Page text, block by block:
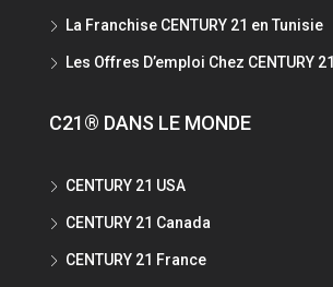
La Franchise CENTURY 21 en Tunisie
Les Offres D’emploi Chez CENTURY 21
C21® DANS LE MONDE
CENTURY 21 USA
CENTURY 21 Canada
CENTURY 21 France